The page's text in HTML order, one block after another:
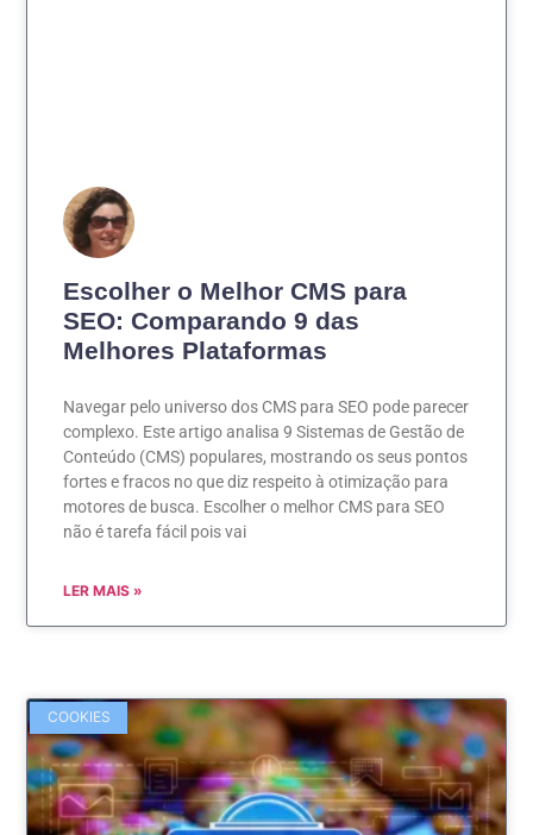
Escolher o Melhor CMS para
SEO: Comparando 9 das
Melhores Plataformas
Navegar pelo universo dos CMS para SEO pode parecer
complexo. Este artigo analisa 9 Sistemas de Gestão de
Conteúdo (CMS) populares, mostrando os seus pontos
fortes e fracos no que diz respeito à otimização para
motores de busca. Escolher o melhor CMS para SEO
não é tarefa fácil pois vai
LER MAIS »
COOKIES